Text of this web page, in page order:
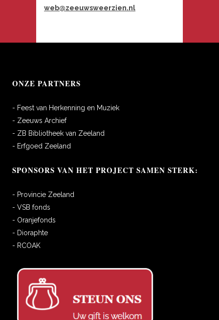
web@zeeuwsweerzien.nl
ONZE PARTNERS
- Feest van Herkenning en Muziek
- Zeeuws Archief
- ZB Bibliotheek van Zeeland
- Erfgoed Zeeland
SPONSORS VAN HET PROJECT SAMEN STERK:
- Provincie Zeeland
- VSB fonds
- Oranjefonds
- Dioraphte
- RCOAK